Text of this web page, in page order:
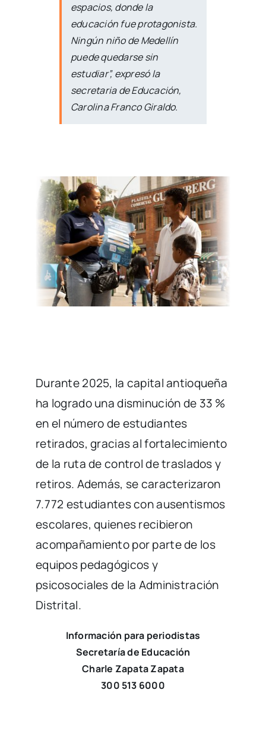
espacios, donde la
educación fue protagonista.
Ningún niño de Medellín
puede quedarse sin
estudiar”, expresó la
secretaria de Educación,
Carolina Franco Giraldo.
Durante 2025, la capital antioqueña
ha logrado una disminución de 33 %
en el número de estudiantes
retirados, gracias al fortalecimiento
de la ruta de control de traslados y
retiros. Además, se caracterizaron
7.772 estudiantes con ausentismos
escolares, quienes recibieron
acompañamiento por parte de los
equipos pedagógicos y
psicosociales de la Administración
Distrital.
Información para periodistas
Secretaría de Educación
Charle Zapata Zapata
300 513 6000